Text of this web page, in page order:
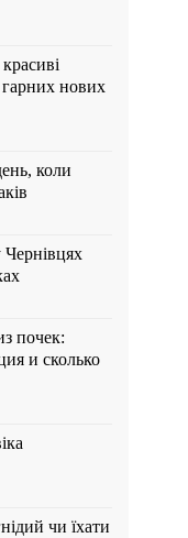
гарних нових
коли
почек:
и сколько
чи їхати